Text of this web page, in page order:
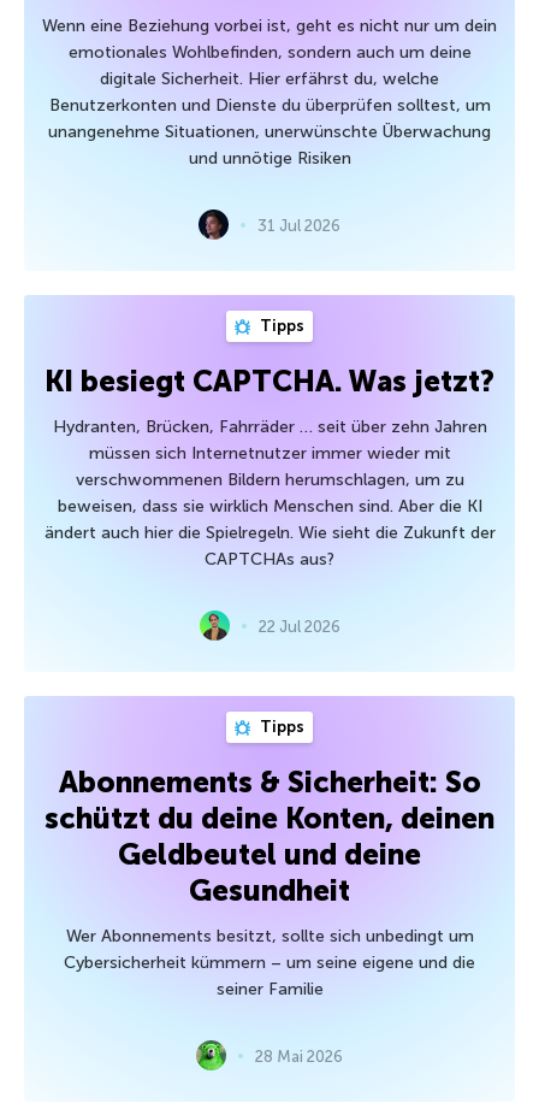
Wenn eine Beziehung vorbei ist, geht es nicht nur um dein
emotionales Wohlbefinden, sondern auch um deine
digitale Sicherheit. Hier erfährst du, welche
Benutzerkonten und Dienste du überprüfen solltest, um
unangenehme Situationen, unerwünschte Überwachung
und unnötige Risiken
31 Jul 2026
Tipps
KI besiegt CAPTCHA. Was jetzt?
Hydranten, Brücken, Fahrräder … seit über zehn Jahren
müssen sich Internetnutzer immer wieder mit
verschwommenen Bildern herumschlagen, um zu
beweisen, dass sie wirklich Menschen sind. Aber die KI
ändert auch hier die Spielregeln. Wie sieht die Zukunft der
CAPTCHAs aus?
22 Jul 2026
Tipps
Abonnements & Sicherheit: So
schützt du deine Konten, deinen
Geldbeutel und deine
Gesundheit
Wer Abonnements besitzt, sollte sich unbedingt um
Cybersicherheit kümmern – um seine eigene und die
seiner Familie
28 Mai 2026